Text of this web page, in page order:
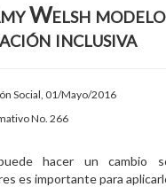
Welsh
inclusiva
Social, 01/Mayo/2016
No. 266
hacer un cambio
es importante para